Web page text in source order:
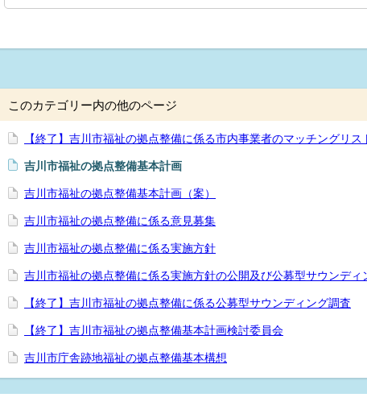
このカテゴリー内の他のページ
【終了】吉川市福祉の拠点整備に係る市内事業者のマッチングリ
吉川市福祉の拠点整備基本計画
吉川市福祉の拠点整備基本計画（案）
吉川市福祉の拠点整備に係る意見募集
吉川市福祉の拠点整備に係る実施方針
吉川市福祉の拠点整備に係る実施方針の公開及び公募型サウンディ
【終了】吉川市福祉の拠点整備に係る公募型サウンディング調査
【終了】吉川市福祉の拠点整備基本計画検討委員会
吉川市庁舎跡地福祉の拠点整備基本構想